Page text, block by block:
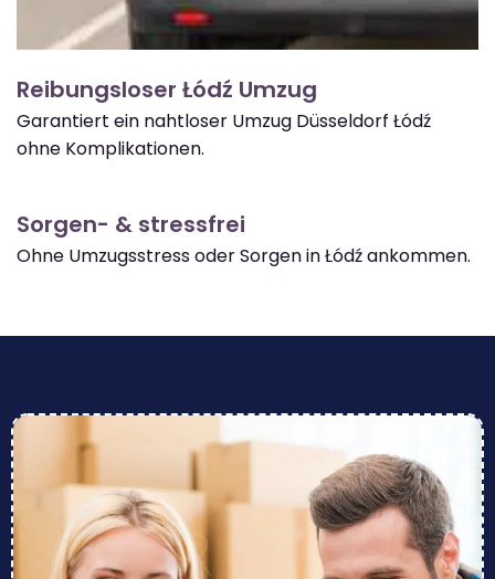
Reibungsloser Łódź Umzug
Garantiert ein nahtloser Umzug Düsseldorf Łódź
ohne Komplikationen.
Sorgen- & stressfrei
Ohne Umzugsstress oder Sorgen in Łódź ankommen.